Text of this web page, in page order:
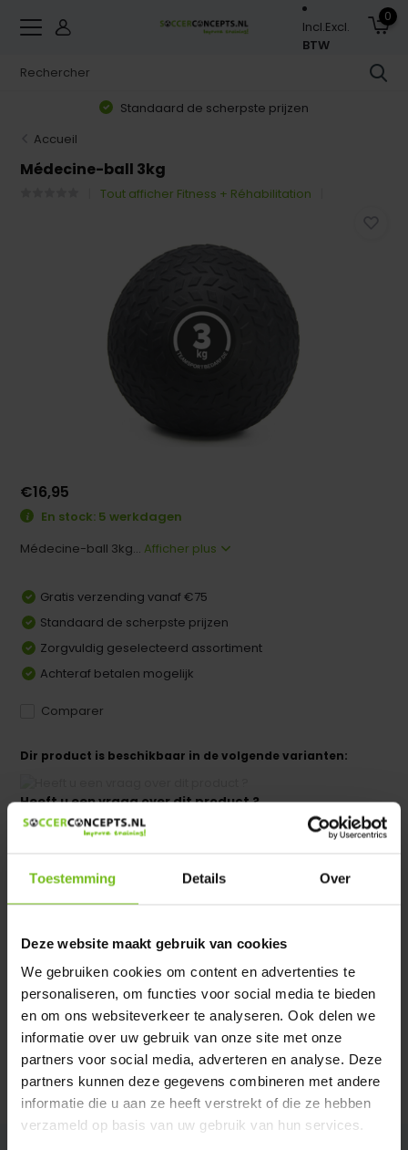
Toestemming Details Over
Deze website maakt gebruik van cookies
We gebruiken cookies om content en advertenties te
personaliseren, om functies voor social media te bieden
en om ons websiteverkeer te analyseren. Ook delen we
informatie over uw gebruik van onze site met onze
partners voor social media, adverteren en analyse. Deze
partners kunnen deze gegevens combineren met andere
informatie die u aan ze heeft verstrekt of die ze hebben
verzameld op basis van uw gebruik van hun services.
Incl.Excl.
BTW
0
Standaard de scherpste prijzen
Accueil
Médecine-ball 3kg
Tout afficher Fitness + Réhabilitation
€16,95
En stock: 5 werkdagen
Médecine-ball 3kg... Afficher plus
Gratis verzending vanaf €75
Standaard de scherpste prijzen
Zorgvuldig geselecteerd assortiment
Achteraf betalen mogelijk
Comparer
Dir product is beschikbaar in de volgende varianten:
Heeft u een vraag over dit product ?
We helpen u graag met meer informatie
Spécifications
Évaluations
Partager